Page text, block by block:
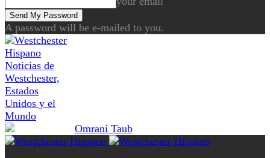
A password will be e-mailed to you.
Noticias de
Westchester,
Estados
Unidos y el
Mundo